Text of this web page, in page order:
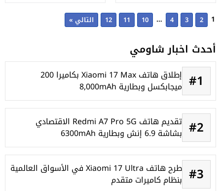
1
2
3
4
…
10
11
12 التالي »
أحدث اخبار شاومي
#1 إطلاق هاتف Xiaomi 17 Max بكاميرا 200
ميجابكسل وبطارية 8,000mAh
#2 تقديم هاتف Redmi A7 Pro 5G الاقتصادي
بشاشة 6.9 إنش وبطارية 6300mAh
#3 طرح هاتف Xiaomi 17 Ultra في الأسواق العالمية
بنظام كاميرات متقدم